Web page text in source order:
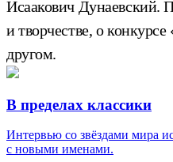
Исаакович Дунаевский.
и творчестве, о
другом.
В пределах классики
Интервью со звёздами мира
с новыми именами.